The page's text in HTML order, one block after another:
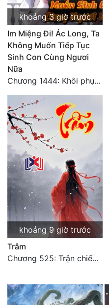
khoảng 3 giờ trước
Im Miệng Đi! Ác Long, Ta
Không Muốn Tiếp Tục
Sinh Con Cùng Ngươi
Nữa
Chương 1444: Khôi phục quỹ đạo
khoảng 9 giờ trước
Trẫm
Chương 525: Trận chiến tấn công phòng thủ Macao (2)